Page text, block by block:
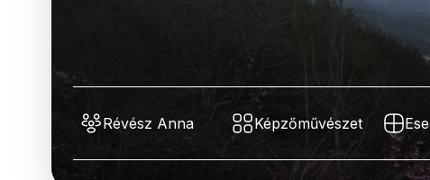
Révész Anna Képzőművészet